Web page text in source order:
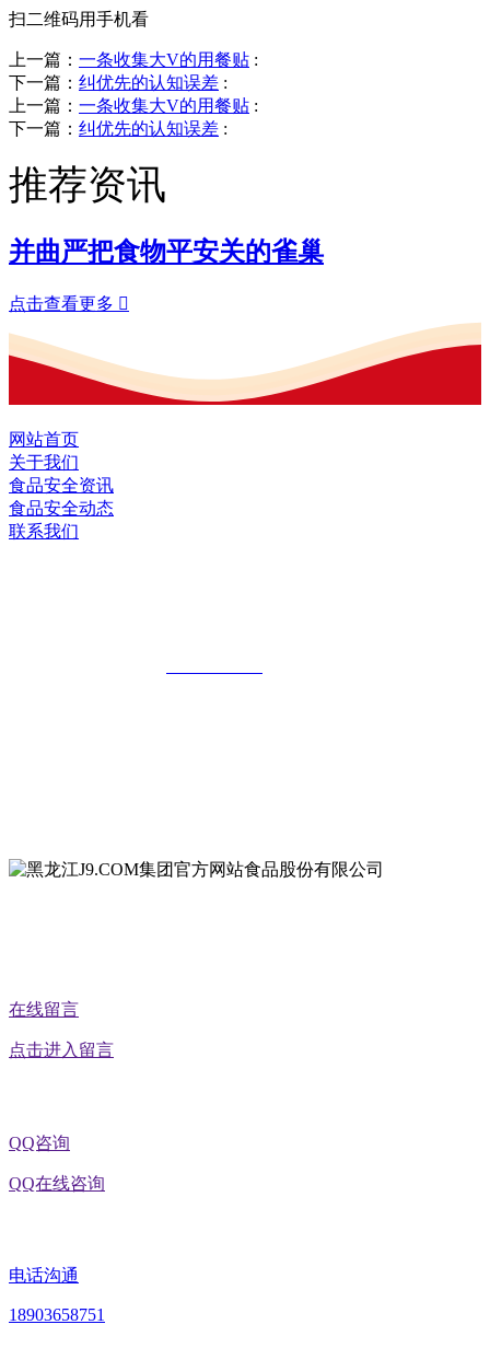
扫二维码用手机看
上一篇： 一条收集大V的用餐贴 :
下一篇： 纠优先的认知误差 :
上一篇： 一条收集大V的用餐贴 :
下一篇： 纠优先的认知误差 :
推荐资讯
并曲严把食物平安关的雀巢
点击查看更多 
网站首页
关于我们
食品安全资讯
食品安全动态
联系我们
在线留言
点击进入留言
QQ咨询
QQ在线咨询
电话沟通
18903658751